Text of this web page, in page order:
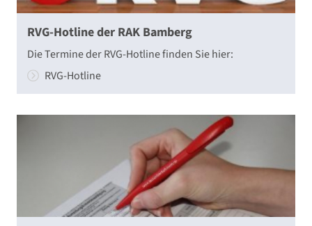
RVG-Hotline der RAK Bamberg
Die Termine der RVG-Hotline finden Sie hier:
RVG-Hotline